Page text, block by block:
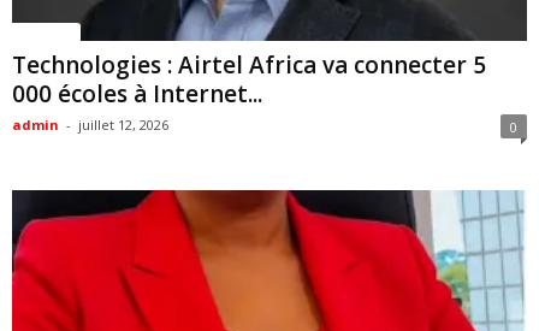
Technologies : Airtel Africa va connecter 5
000 écoles à Internet...
admin - juillet 12, 2026 0